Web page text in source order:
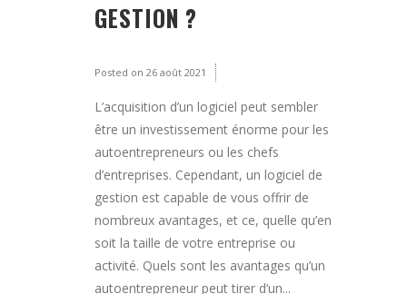
GESTION ?
Posted on 26 août 2021
L’acquisition d’un logiciel peut sembler
être un investissement énorme pour les
autoentrepreneurs ou les chefs
d’entreprises. Cependant, un logiciel de
gestion est capable de vous offrir de
nombreux avantages, et ce, quelle qu’en
soit la taille de votre entreprise ou
activité. Quels sont les avantages qu’un
autoentrepreneur peut tirer d’un...